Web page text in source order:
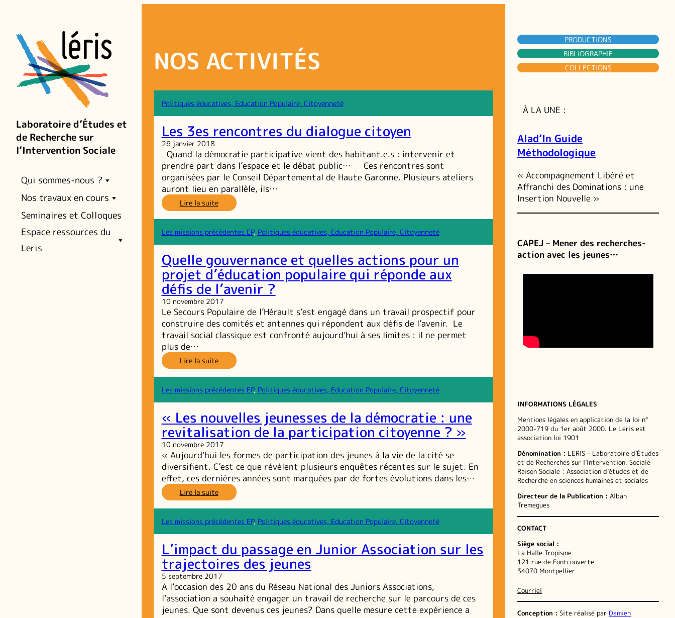
contenu
Laboratoire d’Études et
de Recherche sur
l’Intervention Sociale
Qui sommes-nous ?
Nos travaux en cours
Seminaires et Colloques
Espace ressources du
Leris
NOS ACTIVITÉS
Politiques éducatives, Education Populaire, Citoyenneté
Les 3es rencontres du dialogue citoyen
26 janvier 2018
Quand la démocratie participative vient des habitant.e.s : intervenir et
prendre part dans l’espace et le débat public… Ces rencontres sont
organisées par le Conseil Départemental de Haute Garonne. Plusieurs ateliers
auront lieu en parallèle, ils…
Lire la suite:
Les
3es
rencontres
citoyen
Les missions précédentes EP, Politiques éducatives, Education Populaire, Citoyenneté
Quelle gouvernance et quelles actions pour un
projet d’éducation populaire qui réponde aux
défis de l’avenir ?
10 novembre 2017
Le Secours Populaire de l’Hérault s’est engagé dans un travail prospectif pour
construire des comités et antennes qui répondent aux défis de l’avenir. Le
travail social classique est confronté aujourd’hui à ses limites : il ne permet
plus de…
Lire la suite:
Quelle
gouvernance
et
pour
un
projet
d’éducation
populaire
qui
réponde
aux
défis
de
Les missions précédentes EP, Politiques éducatives, Education Populaire, Citoyenneté
« Les nouvelles jeunesses de la démocratie : une
revitalisation de la participation citoyenne ? »
10 novembre 2017
« Aujourd’hui les formes de participation des jeunes à la vie de la cité se
diversifient. C’est ce que révèlent plusieurs enquêtes récentes sur le sujet. En
effet, ces dernières années sont marquées par de fortes évolutions dans les…
Lire la suite:
« Les
nouvelles
jeunesses
démocratie :
une
revitalisation
de
la
participation
citoyenne ? »
Les missions précédentes EP, Politiques éducatives, Education Populaire, Citoyenneté
L’impact du passage en Junior Association sur les
trajectoires des jeunes
5 septembre 2017
A l’occasion des 20 ans du Réseau National des Juniors Associations,
l’association a souhaité engager un travail de recherche sur le parcours de ces
jeunes. Que sont devenus ces jeunes? Dans quelle mesure cette expérience a
PRODUCTIONS
BIBLIOGRAPHIE
COLLECTIONS
À LA UNE :
Alad’In Guide
Méthodologique
« Accompagnement Libéré et
Affranchi des Dominations : une
Insertion Nouvelle »
CAPEJ – Mener des recherches-
action avec les jeunes…
INFORMATIONS LÉGALES
Mentions légales en application de la loi n°
2000-719 du 1er août 2000. Le Leris est
association loi 1901
Dénomination : LERIS – Laboratoire d’Études
et de Recherches sur l’Intervention. Sociale
Raison Sociale : Association d’études et de
Recherche en sciences humaines et sociales
Directeur de la Publication : Alban
Tremegues
CONTACT
Siège social :
La Halle Tropisme
121 rue de Fontcouverte
34070 Montpellier
Courriel
Conception : Site réalisé par Damien